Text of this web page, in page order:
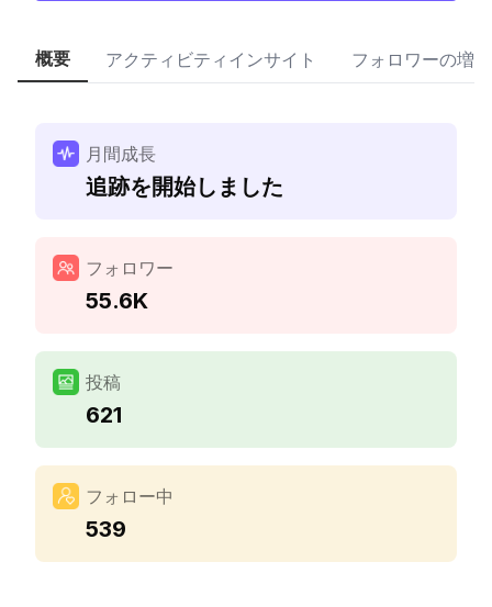
概要 アクティビティインサイト フォロワーの増加
月間成長
追跡を開始しました
フォロワー
55.6K
投稿
621
フォロー中
539